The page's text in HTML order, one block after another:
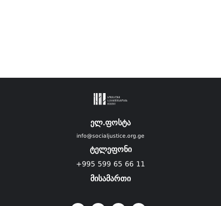
ელ.ფოსტა
info@socialjustice.org.ge
ტელეფონი
+995 599 65 66 11
მისამართი